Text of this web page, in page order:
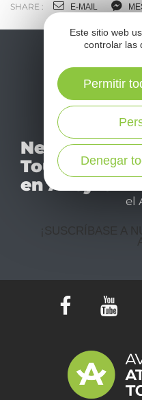
SHARE : E-MAIL
Newsletter
Tourismo
en Aveyron
el
¡SUSCRÍBASE A
Este sitio web
controlar las
Denegar
Permitir